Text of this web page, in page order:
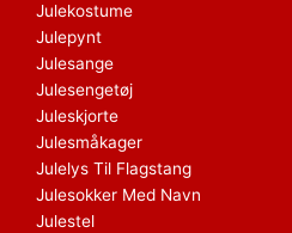
Julekostume
Julepynt
Julesange
Julesengetøj
Juleskjorte
Julesmåkager
Julelys Til Flagstang
Julesokker Med Navn
Julestel